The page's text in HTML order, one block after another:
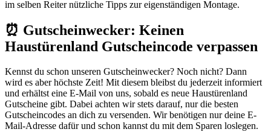
im selben Reiter nützliche Tipps zur eigenständigen Montage.
⏰ Gutscheinwecker: Keinen
Haustürenland Gutscheincode verpassen
Kennst du schon unseren Gutscheinwecker? Noch nicht? Dann
wird es aber höchste Zeit! Mit diesem bleibst du jederzeit informiert
und erhältst eine E-Mail von uns, sobald es neue Haustürenland
Gutscheine gibt. Dabei achten wir stets darauf, nur die besten
Gutscheincodes an dich zu versenden. Wir benötigen nur deine E-
Mail-Adresse dafür und schon kannst du mit dem Sparen loslegen.